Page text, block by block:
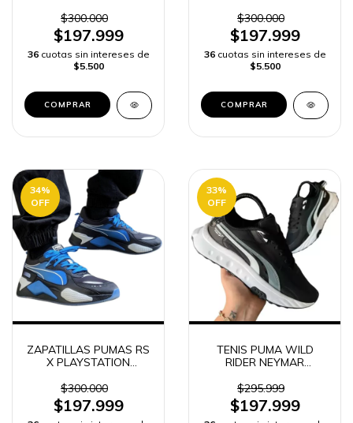
$300.000
$197.999
36 cuotas sin intereses de
$5.500
COMPRAR
$300.000
$197.999
36 cuotas sin intereses de
$5.500
COMPRAR
34%
OFF
ZAPATILLAS PUMAS RS
X PLAYSTATION
$300.000
$197.999
33%
OFF
TENIS PUMA WILD
RIDER NEYMAR
$295.999
$197.999